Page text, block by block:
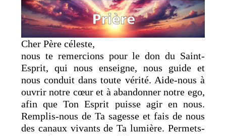
Cher Père céleste,
nous te remercions pour le don du Saint-
Esprit, qui nous enseigne, nous guide et
nous conduit dans toute vérité. Aide-nous à
ouvrir notre cœur et à abandonner notre ego,
afin que Ton Esprit puisse agir en nous.
Remplis-nous de Ta sagesse et fais de nous
des canaux vivants de Ta lumière. Permets-